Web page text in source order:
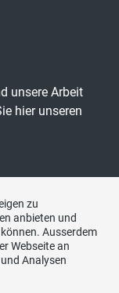
unsere Arbeit
hier unseren
zu
anbieten und
Ausserdem
Webseite an
Analysen